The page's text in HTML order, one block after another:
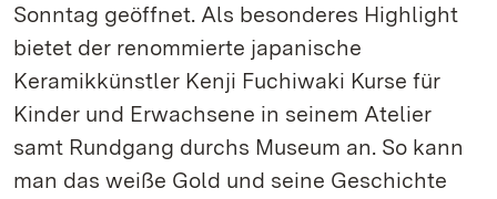
Sonntag geöffnet. Als besonderes Highlight
bietet der renommierte japanische
Keramikkünstler Kenji Fuchiwaki Kurse für
Kinder und Erwachsene in seinem Atelier
samt Rundgang durchs Museum an. So kann
man das weiße Gold und seine Geschichte